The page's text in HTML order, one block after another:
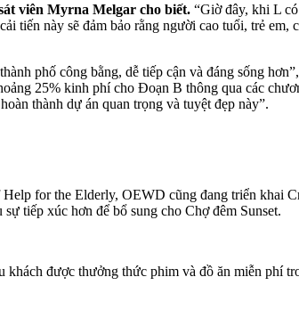
viên Myrna Melgar cho biết. “Giờ đây, khi L
này sẽ đảm bảo rằng người cao tuổi, trẻ em,
phố công bằng, dễ tiếp cận và đáng sống
25% kinh phí cho Đoạn B thông qua các
thành dự án quan trọng và tuyệt đẹp này”.
for the Elderly, OEWD cũng đang triển khai
tiếp xúc hơn để bổ sung cho Chợ đêm Sunset.
khách được thưởng thức phim và đồ ăn miễn phí